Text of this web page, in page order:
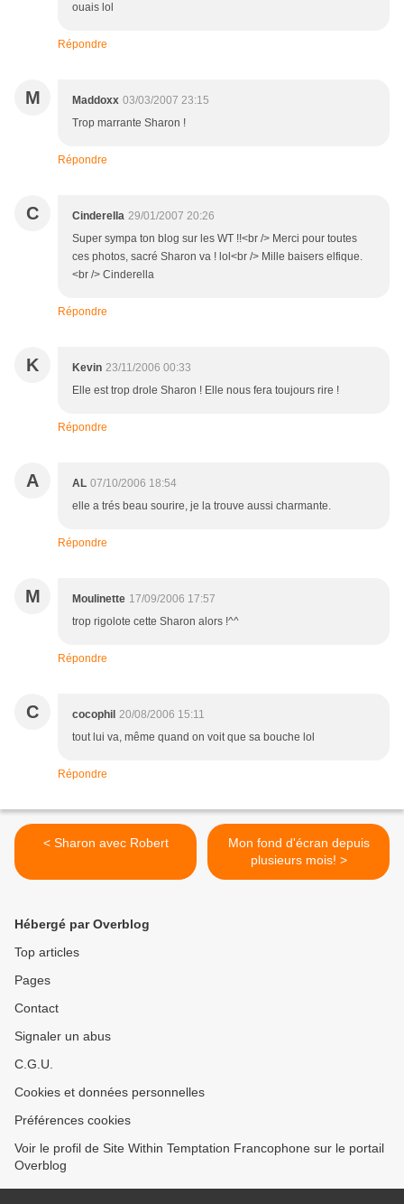
ouais lol
Répondre
M Maddoxx 03/03/2007 23:15
Trop marrante Sharon !
Répondre
C Cinderella 29/01/2007 20:26
Super sympa ton blog sur les WT !!<br /> Merci pour toutes
ces photos, sacré Sharon va ! lol<br /> Mille baisers elfique.
<br /> Cinderella
Répondre
K Kevin 23/11/2006 00:33
Elle est trop drole Sharon ! Elle nous fera toujours rire !
Répondre
A AL 07/10/2006 18:54
elle a trés beau sourire, je la trouve aussi charmante.
Répondre
M Moulinette 17/09/2006 17:57
trop rigolote cette Sharon alors !^^
Répondre
C cocophil 20/08/2006 15:11
tout lui va, même quand on voit que sa bouche lol
Répondre
< Sharon avec Robert
Mon fond d'écran depuis
plusieurs mois! >
Hébergé par Overblog
Top articles
Pages
Contact
Signaler un abus
C.G.U.
Cookies et données personnelles
Préférences cookies
Voir le profil de Site Within Temptation Francophone sur le portail
Overblog